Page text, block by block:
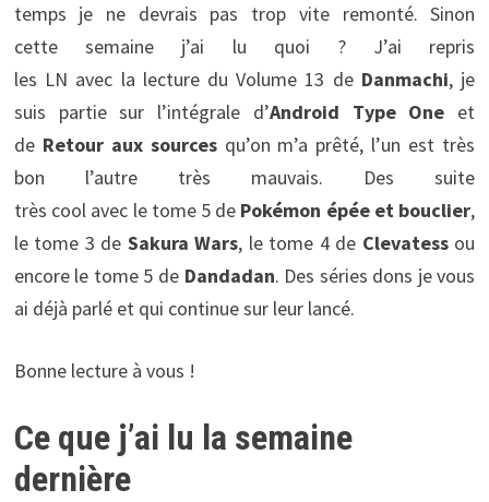
temps je ne devrais pas trop vite remonté. Sinon
cette semaine j’ai lu quoi ? J’ai repris
les LN avec la lecture du Volume 13 de Danmachi, je
suis partie sur l’intégrale d’Android Type One et
de Retour aux sources qu’on m’a prêté, l’un est très
bon l’autre très mauvais. Des suite
très cool avec le tome 5 de Pokémon épée et bouclier,
le tome 3 de Sakura Wars, le tome 4 de Clevatess ou
encore le tome 5 de Dandadan. Des séries dons je vous
ai déjà parlé et qui continue sur leur lancé.
Bonne lecture à vous !
Ce que j’ai lu la semaine
dernière